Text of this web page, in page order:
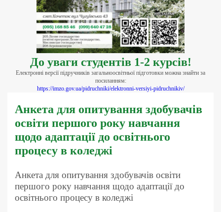
До уваги студентів 1-2 курсів!
Електронні версії підручників загальноосвітньої підготовки можна знайти за
посиланням:
https://imzo.gov.ua/pidruchniki/elektronni-versiyi-pidruchnikiv/
Анкета для опитування здобувачів
освіти першого року навчання
щодо адаптації до освітнього
процесу в коледжі
Анкета для опитування здобувачів освіти
першого року навчання щодо адаптації до
освітнього процесу в коледжі